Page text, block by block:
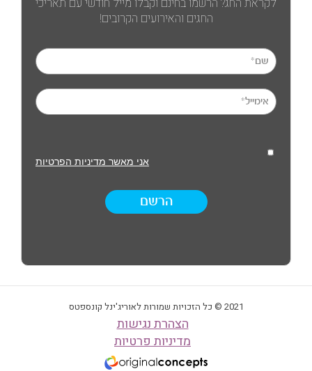
החגים והאירועים הקרובים!
אני מאשר מדיניות הפרטיות
הרשם
2021 © כל הזכויות שמורות לאוריג'ינל קונספטס
הצהרת נגישות
מדיניות פרטיות